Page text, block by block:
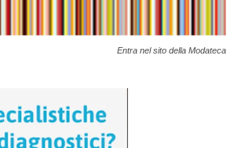
Entra nel sito della Modateca